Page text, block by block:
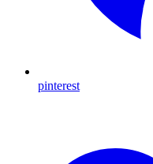
pinterest